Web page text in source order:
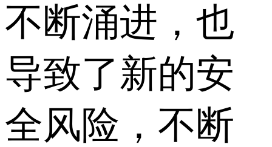
不断涌进，也
导致了新的安
全风险，不断